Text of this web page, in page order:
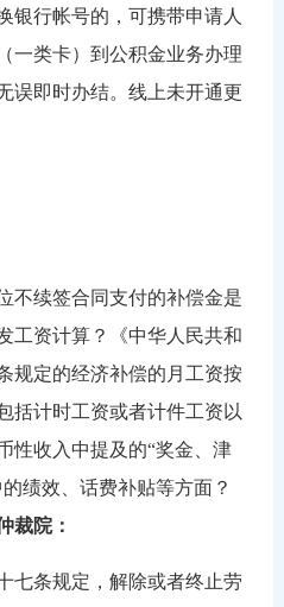
行帐号的，可携带申请人
一类卡）到公积金业务办理
误即时办结。线上未开通更
续签合同支付的补偿金是
工资计算？《中华人民共和
规定的经济补偿的月工资按
括计时工资或者计件工资以
性收入中提及的“奖金、津
绩效、话费补贴等方面？
院：
条规定，解除或者终止劳